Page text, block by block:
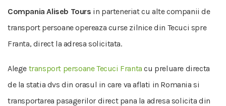
Compania Aliseb Tours in parteneriat cu alte companii de
transport persoane opereaza curse zilnice din Tecuci spre
Franta, direct la adresa solicitata.
Alege transport persoane Tecuci Franta cu preluare directa
de la statia dvs din orasul in care va aflati in Romania si
transportarea pasagerilor direct pana la adresa solicita din